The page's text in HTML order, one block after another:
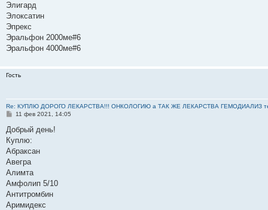
Элигард
Элоксатин
Эпрекс
Эральфон 2000ме#6
Эральфон 4000ме#6
Гость
Re: КУПЛЮ ДОРОГО ЛЕКАРСТВА!!! ОНКОЛОГИЮ а ТАК ЖЕ ЛЕКАРСТВА ГЕМОДИАЛИЗ тел:
С
о
щ
е
н
и
е
11 фев 2021, 14:05
Добрый день!
Куплю:
Абраксан
Авегра
Алимта
Амфолип 5/10
Антитромбин
Аримидекс